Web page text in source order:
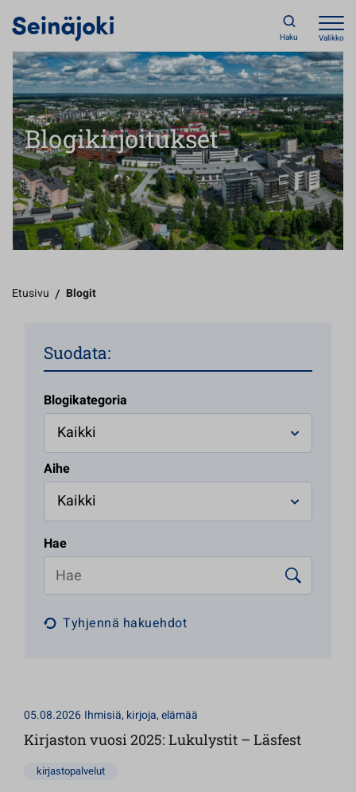
Haku Valikko
Blogikirjoitukset
Etusivu / Blogit
Suodata:
Blogikategoria
Aihe
Hae
Tyhjennä hakuehdot
05.08.2026 Ihmisiä, kirjoja, elämää
Kirjaston vuosi 2025: Lukulystit – Läsfest
kirjastopalvelut